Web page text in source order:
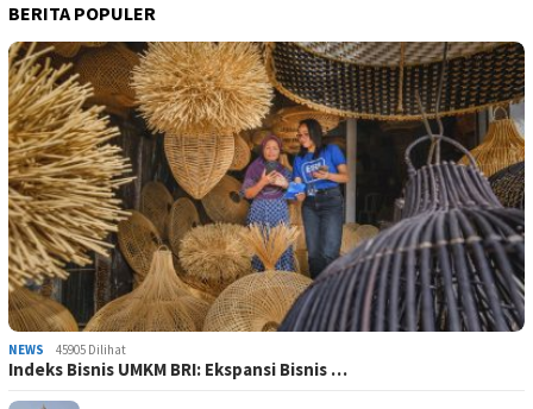
BERITA POPULER
NEWS 45905 Dilihat
Indeks Bisnis UMKM BRI: Ekspansi Bisnis …